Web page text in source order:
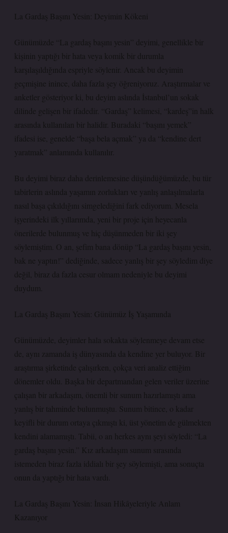
La Gardaş Başını Yesin: Deyimin Kökeni
Günümüzde “La gardaş başını yesin” deyimi, genellikle bir
kişinin yaptığı bir hata veya komik bir durumla
karşılaşıldığında espriyle söylenir. Ancak bu deyimin
geçmişine inince, daha fazla şey öğreniyoruz. Araştırmalar ve
anketler gösteriyor ki, bu deyim aslında İstanbul’un sokak
dilinde gelişen bir ifadedir. “Gardaş” kelimesi, “kardeş”in halk
arasında kullanılan bir halidir. Buradaki “başını yemek”
ifadesi ise, genelde “başa bela açmak” ya da “kendine dert
yaratmak” anlamında kullanılır.
Bu deyimi biraz daha derinlemesine düşündüğümüzde, bu tür
tabirlerin aslında yaşamın zorlukları ve yanlış anlaşılmalarla
nasıl başa çıkıldığını simgelediğini fark ediyorum. Mesela
işyerindeki ilk yıllarımda, yeni bir proje için heyecanla
önerilerde bulunmuş ve hiç düşünmeden bir iki şey
söylemiştim. O an, şefim bana dönüp “La gardaş başını yesin,
bak ne yaptın!” dediğinde, sadece yanlış bir şey söyledim diye
değil, biraz da fazla cesur olmam nedeniyle bu deyimi
duydum.
La Gardaş Başını Yesin: Günümüz İş Yaşamında
Günümüzde, deyimler hala sokakta söylenmeye devam etse
de, aynı zamanda iş dünyasında da kendine yer buluyor. Bir
araştırma şirketinde çalışırken, çokça veri analiz ettiğim
dönemler oldu. Başka bir departmandan gelen veriler üzerine
çalışan bir arkadaşım, önemli bir sunum hazırlamıştı ama
yanlış bir tahminde bulunmuştu. Sunum bitince, o kadar
keyifli bir durum ortaya çıkmıştı ki, üst yönetim de gülmekten
kendini alamamıştı. Tabii, o an herkes aynı şeyi söyledi: “La
gardaş başını yesin.” Kız arkadaşım sunum sırasında
istemeden biraz fazla iddialı bir şey söylemişti, ama sonuçta
onun da yaptığı bir hata vardı.
La Gardaş Başını Yesin: İnsan Hikâyeleriyle Anlam
Kazanıyor